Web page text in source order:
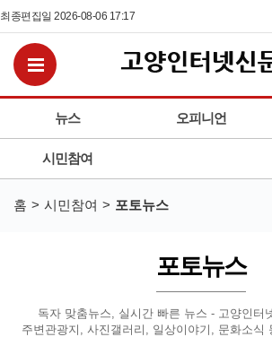
최종편집일 2026-08-06 17:17
뉴스 오피니언
시민참여
전체메뉴보기
홈 시민참여 포토뉴스
포토뉴스
독자 맞춤뉴스, 실시간 빠른 뉴스 - 고양인터
주변관광지, 사진갤러리, 일상이야기, 문화소식